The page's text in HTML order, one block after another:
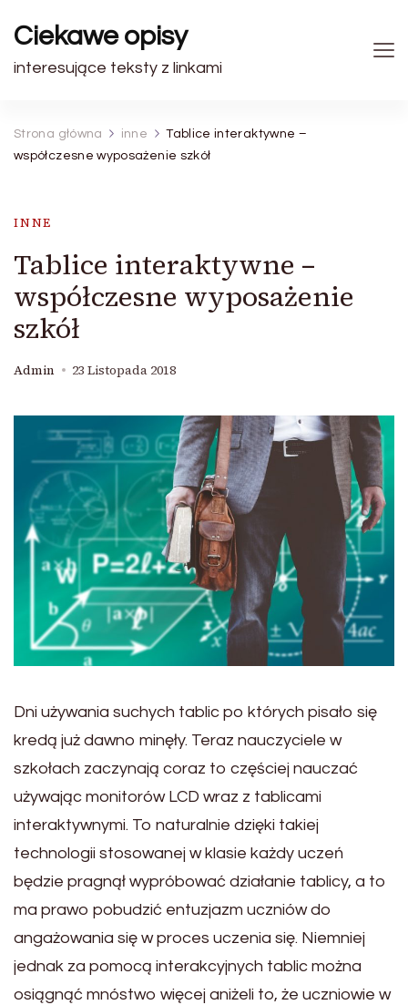
Ciekawe opisy
interesujące teksty z linkami
Strona główna inne
Tablice interaktywne –
współczesne wyposażenie szkół
INNE
Tablice interaktywne –
współczesne wyposażenie
szkół
Admin 23 Listopada 2018
Dni używania suchych tablic po których pisało się
kredą już dawno minęły. Teraz nauczyciele w
szkołach zaczynają coraz to częściej nauczać
używając monitorów LCD wraz z tablicami
interaktywnymi. To naturalnie dzięki takiej
technologii stosowanej w klasie każdy uczeń
będzie pragnął wypróbować działanie tablicy, a to
ma prawo pobudzić entuzjazm uczniów do
angażowania się w proces uczenia się. Niemniej
jednak za pomocą interakcyjnych tablic można
osiągnąć mnóstwo więcej aniżeli to, że uczniowie w